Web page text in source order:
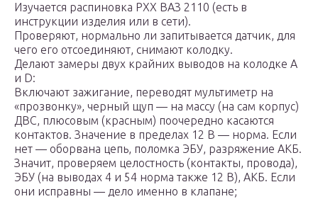
Изучается распиновка РХХ ВАЗ 2110 (есть в
инструкции изделия или в сети).
Проверяют, нормально ли запитывается датчик, для
чего его отсоединяют, снимают колодку.
Делают замеры двух крайних выводов на колодке A
и D:
Включают зажигание, переводят мультиметр на
«прозвонку», черный щуп — на массу (на сам корпус)
ДВС, плюсовым (красным) поочередно касаются
контактов. Значение в пределах 12 В — норма. Если
нет — оборвана цепь, поломка ЭБУ, разряжение АКБ.
Значит, проверяем целостность (контакты, провода),
ЭБУ (на выводах 4 и 54 норма также 12 В), АКБ. Если
они исправны — дело именно в клапане;